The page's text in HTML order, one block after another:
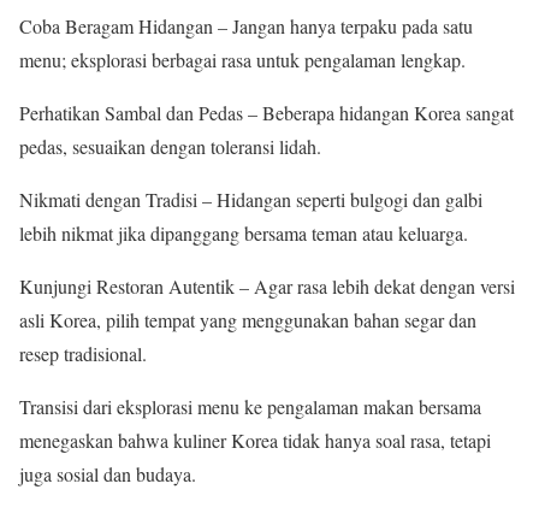
Coba Beragam Hidangan – Jangan hanya terpaku pada satu
menu; eksplorasi berbagai rasa untuk pengalaman lengkap.
Perhatikan Sambal dan Pedas – Beberapa hidangan Korea sangat
pedas, sesuaikan dengan toleransi lidah.
Nikmati dengan Tradisi – Hidangan seperti bulgogi dan galbi
lebih nikmat jika dipanggang bersama teman atau keluarga.
Kunjungi Restoran Autentik – Agar rasa lebih dekat dengan versi
asli Korea, pilih tempat yang menggunakan bahan segar dan
resep tradisional.
Transisi dari eksplorasi menu ke pengalaman makan bersama
menegaskan bahwa kuliner Korea tidak hanya soal rasa, tetapi
juga sosial dan budaya.